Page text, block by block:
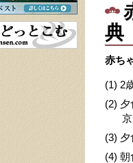
典
赤ち
(1) 2
(2)
(3)
(4)